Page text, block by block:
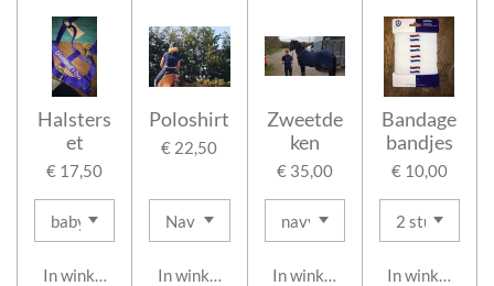
Halsters
et
€ 17,50
In winkelwagen
Poloshirt
€ 22,50
In winkelwagen
Zweetde
ken
€ 35,00
In winkelwagen
Bandage
bandjes
€ 10,00
In